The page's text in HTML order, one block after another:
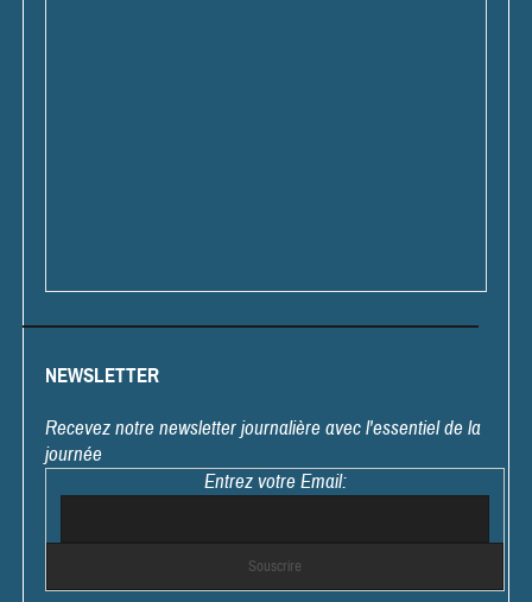
NEWSLETTER
Recevez notre newsletter journalière avec l'essentiel de la
journée
Entrez votre Email: